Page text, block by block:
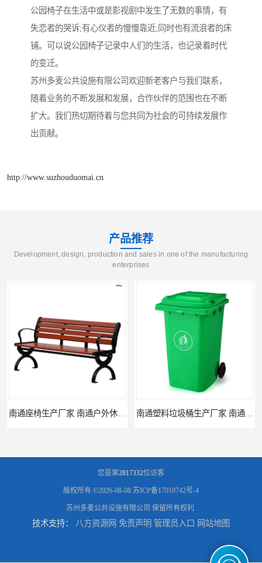
公园椅子在生活中或是影视剧中发生了无数的事情，有
失恋者的哭诉;有心仪者的慢慢靠近;同时也有流浪者的床
铺。可以说公园椅子记录中人们的生活，也记录着时代
的变迁。
苏州多麦公共设施有限公司欢迎新老客户与我们联系，
随着业务的不断发展和发展，合作伙伴的范围也在不断
扩大。我们热切期待着与您共同为社会的可持续发展作
出贡献。
http://www.suzhouduomai.cn
产品推荐
Development, design, production and sales in one of the manufacturing
enterprises
南通座椅生产厂家 南通户外休闲椅制品厂 南通公园座椅定制价格 南通塑料垃圾桶生产厂家 南通塑料分类垃圾桶定做 南通小区垃圾桶批发价格
连云港分类垃圾桶生产厂 连云港塑料垃圾桶 制品厂 连云港景区垃圾桶定做 连云港垃圾收集房生产厂家 连云港分类垃圾房定做 连云港不锈钢垃圾屋制品厂
您是第2817332位访客
版权所有 ©2026-08-08 苏ICP备17010742号-4
苏州多麦公共设施有限公司 保留所有权利.
技术支持： 八方资源网 免责声明 管理员入口 网站地图